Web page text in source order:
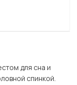
для сна и
спинкой.